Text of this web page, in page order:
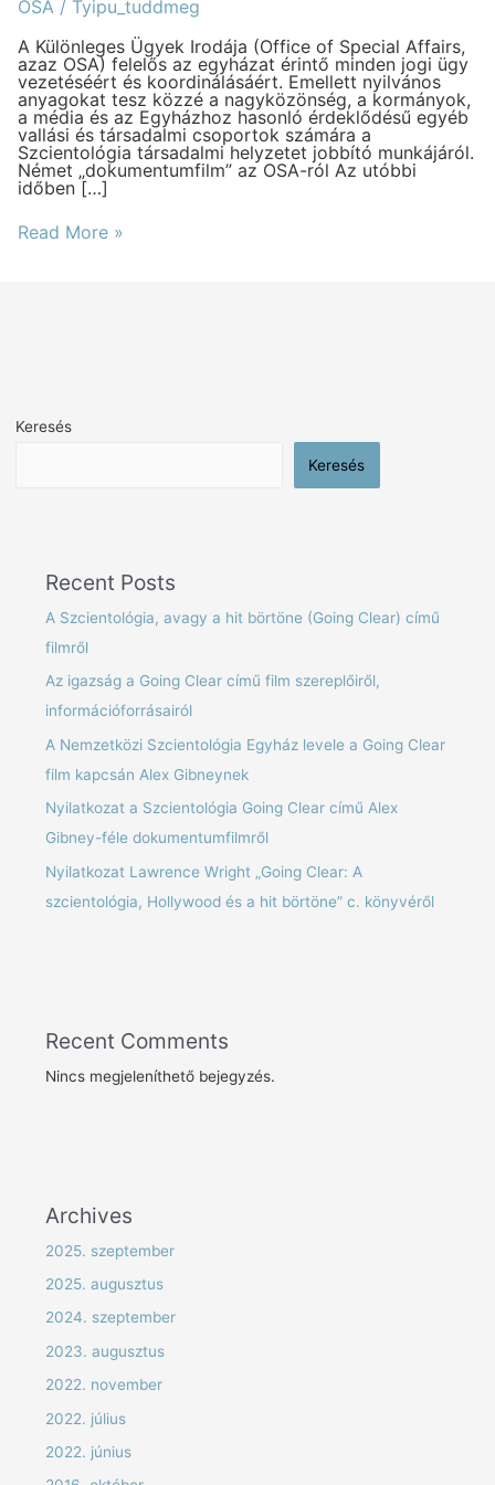
OSA / Tyipu_tuddmeg
A Különleges Ügyek Irodája (Office of Special Affairs,
azaz OSA) felelős az egyházat érintő minden jogi ügy
vezetéséért és koordinálásáért. Emellett nyilvános
anyagokat tesz közzé a nagyközönség, a kormányok,
a média és az Egyházhoz hasonló érdeklődésű egyéb
vallási és társadalmi csoportok számára a
Szcientológia társadalmi helyzetet jobbító munkájáról.
Német „dokumentumfilm” az OSA-ról Az utóbbi
időben […]
OSA
az
egyházban?
Read More »
Keresés
Keresés
Recent Posts
A Szcientológia, avagy a hit börtöne (Going Clear) című
filmről
Az igazság a Going Clear című film szereplőiről,
információforrásairól
A Nemzetközi Szcientológia Egyház levele a Going Clear
film kapcsán Alex Gibneynek
Nyilatkozat a Szcientológia Going Clear című Alex
Gibney-féle dokumentumfilmről
Nyilatkozat Lawrence Wright „Going Clear: A
szcientológia, Hollywood és a hit börtöne” c. könyvéről
Recent Comments
Nincs megjeleníthető bejegyzés.
Archives
2025. szeptember
2025. augusztus
2024. szeptember
2023. augusztus
2022. november
2022. július
2022. június